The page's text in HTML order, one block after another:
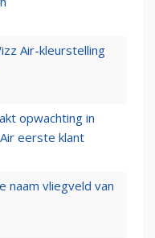
Air-kleurstelling
opwachting in
eerste klant
naam vliegveld van